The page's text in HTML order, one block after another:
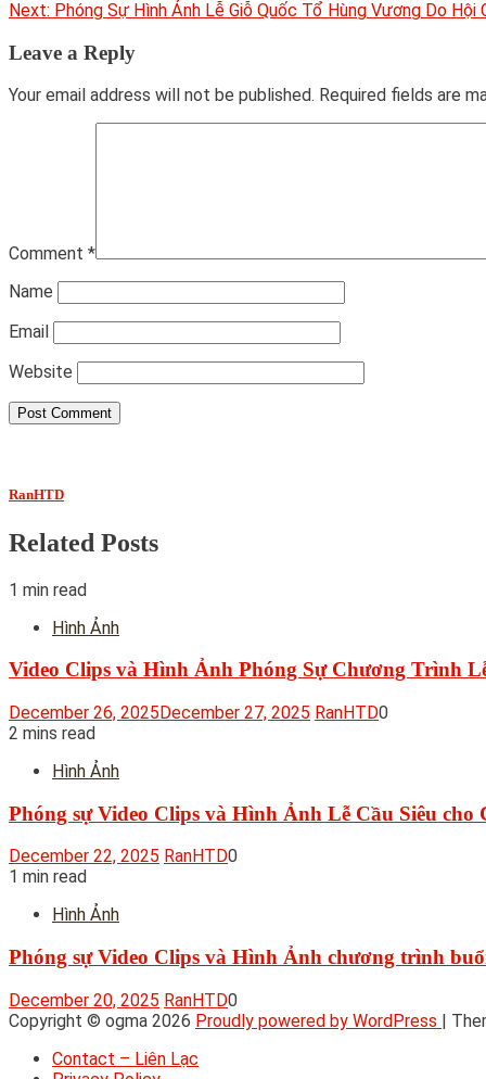
navigation
Next: Phóng Sự Hình Ảnh Lễ Giỗ Quốc Tổ Hùng Vương Do
Leave a Reply
Your email address will not be published. Required fields are
Comment *
Name
Email
Website
RanHTD
Related Posts
1 min read
Hình Ảnh
Video Clips và Hình Ảnh Phóng Sự Chương Trình
December 26, 2025December 27, 2025 RanHTD0
2 mins read
Hình Ảnh
Phóng sự Video Clips và Hình Ảnh Lễ Cầu Siêu
December 22, 2025 RanHTD0
1 min read
Hình Ảnh
Phóng sự Video Clips và Hình Ảnh chương trình
December 20, 2025 RanHTD0
Copyright © ogma 2026 Proudly powered by WordPress |
Contact – Liên Lạc